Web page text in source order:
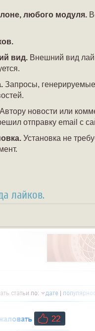
любого модуля.
вид. Внешний вид
Запросы,
новости или
отправку email с
Установка не
лайков.